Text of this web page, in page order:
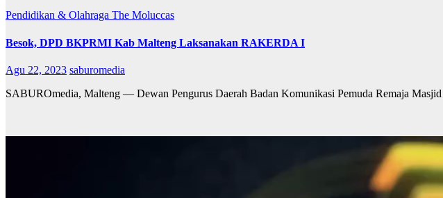
Pendidikan & Olahraga The Moluccas
Besok, DPD BKPRMI Kab Malteng Laksanakan RAKERDA I
Agu 22, 2023 saburomedia
SABUROmedia, Malteng — Dewan Pengurus Daerah Badan Komunikasi Pemuda Remaja